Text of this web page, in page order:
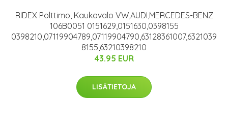
RIDEX Polttimo, Kaukovalo VW,AUDI,MERCEDES-BENZ
106B0051 0151629,0151630,0398155
0398210,07119904789,07119904790,63128361007,6321039
8155,63210398210
43.95 EUR
LISÄTIETOJA